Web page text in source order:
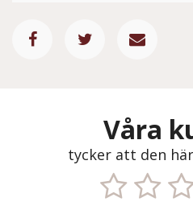
Våra
tycker att den